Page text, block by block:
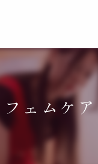
フェムケア